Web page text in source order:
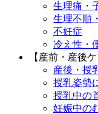
生理痛・
生理不順
不妊症
冷え性・
【産前・産後ケ
産後・授
授乳姿勢
授乳中の
妊娠中の